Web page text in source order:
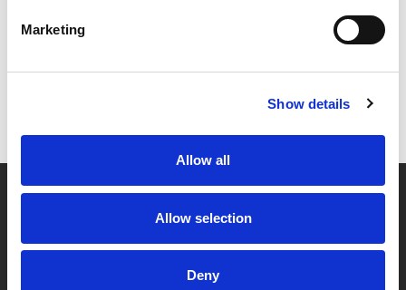
Marketing
Show details
Allow all
Allow selection
Deny